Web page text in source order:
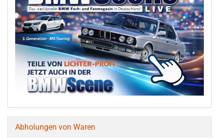
Abholungen von Waren